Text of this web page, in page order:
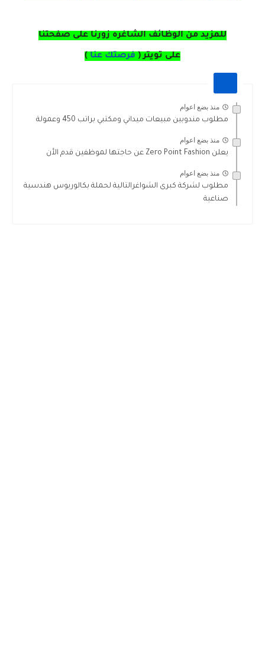
للمزيد من الوظائف الشاغره زورنا على صفحتنا
على تويتر( فرصتك عنا )
منذ بضع اعوام
مطلوب مندوبين مبيعات ميداني ومكتبي براتب 450 وعمولة
منذ بضع اعوام
يعلن Zero Point Fashion عن حاجتها لموظفين قدم الأن
منذ بضع اعوام
مطلوب لشركة كبرى الشواغرالتالية لحملة بكالوريوس هندسية
صناعية